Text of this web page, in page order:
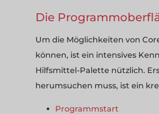
Die
Um die Möglichkeiten von
können, ist ein intensives
Hilfsmittel-Palette nützlich.
herumsuchen muss, ist ein
Programmstart